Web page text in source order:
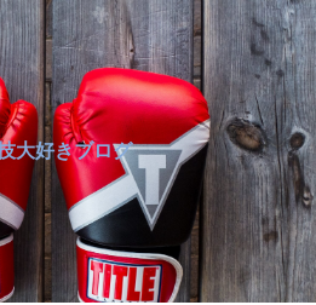
大好きブログ